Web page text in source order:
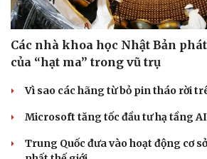
Các nhà khoa học Nhật Bản
của “hạt ma” trong vũ trụ
Vì sao các hãng từ bỏ pin tháo rời
Microsoft tăng tốc đầu tư hạ tầng
Trung Quốc đưa vào hoạt động cơ